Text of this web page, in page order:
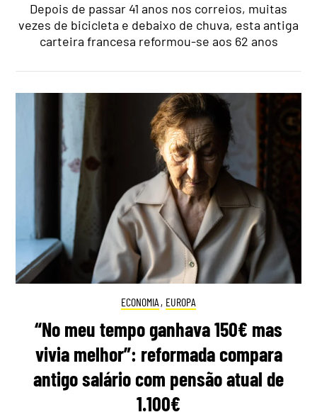
Depois de passar 41 anos nos correios, muitas
vezes de bicicleta e debaixo de chuva, esta antiga
carteira francesa reformou-se aos 62 anos
ECONOMIA , EUROPA
“No meu tempo ganhava 150€ mas
vivia melhor”: reformada compara
antigo salário com pensão atual de
1.100€